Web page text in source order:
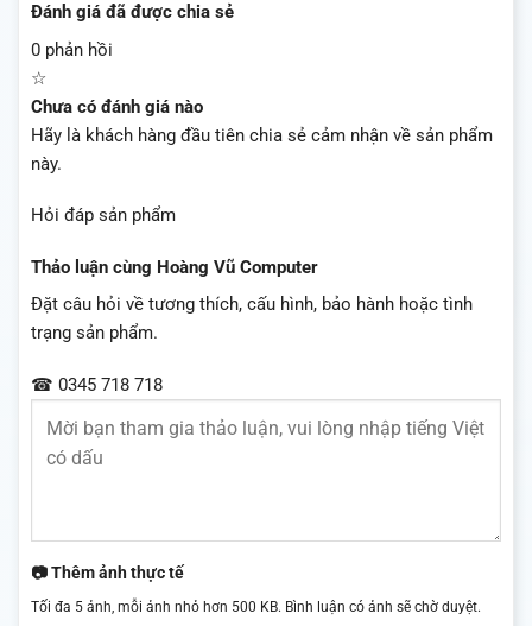
Đánh giá đã được chia sẻ
0 phản hồi
☆
Chưa có đánh giá nào
Hãy là khách hàng đầu tiên chia sẻ cảm nhận về sản phẩm
này.
Hỏi đáp sản phẩm
Thảo luận cùng Hoàng Vũ Computer
Đặt câu hỏi về tương thích, cấu hình, bảo hành hoặc tình
trạng sản phẩm.
☎ 0345 718 718
📷 Thêm ảnh thực tế
Tối đa 5 ảnh, mỗi ảnh nhỏ hơn 500 KB. Bình luận có ảnh sẽ chờ duyệt.